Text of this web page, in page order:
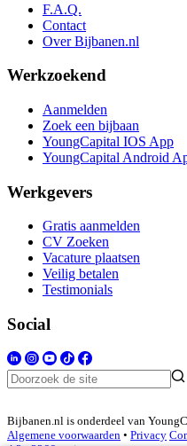
F.A.Q.
Contact
Over Bijbanen.nl
Werkzoekend
Aanmelden
Zoek een bijbaan
YoungCapital IOS App
YoungCapital Android
Werkgevers
Gratis aanmelden
CV Zoeken
Vacature plaatsen
Veilig betalen
Testimonials
Social
Bijbanen.nl is onderdeel van
Algemene voorwaarden • Privacy